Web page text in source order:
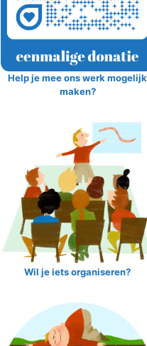
Help je mee ons werk mogelijk
maken?
Wil je iets organiseren?